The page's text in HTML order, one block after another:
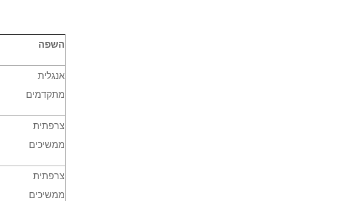
השפה
אנגלית
מתקדמים
צרפתית
ממשיכים
צרפתית
ממשיכים